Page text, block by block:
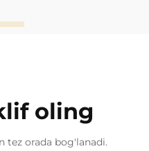
oling
tez orada bog'lanadi.